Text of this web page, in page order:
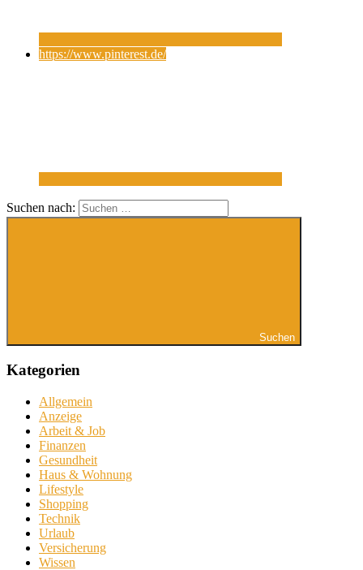
https://www.pinterest.de/
Suchen nach:
Suchen
Kategorien
Allgemein
Anzeige
Arbeit & Job
Finanzen
Gesundheit
Haus & Wohnung
Lifestyle
Shopping
Technik
Urlaub
Versicherung
Wissen